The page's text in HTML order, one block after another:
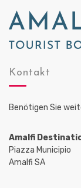
Kontakt
Benötigen Sie
Amalfi
Piazza Municipio
Amalfi SA